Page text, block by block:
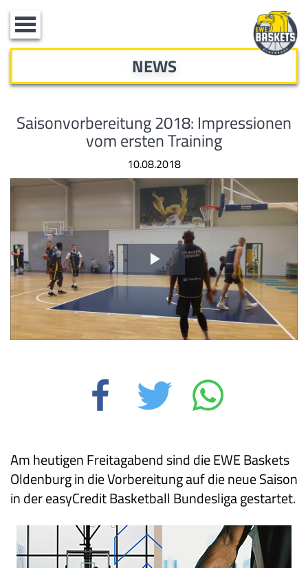
Toggle
navigation
NEWS
Saisonvorbereitung 2018: Impressionen
vom ersten Training
10.08.2018
Video
abspielen
Am heutigen Freitagabend sind die EWE Baskets
Oldenburg in die Vorbereitung auf die neue Saison
in der easyCredit Basketball Bundesliga gestartet.